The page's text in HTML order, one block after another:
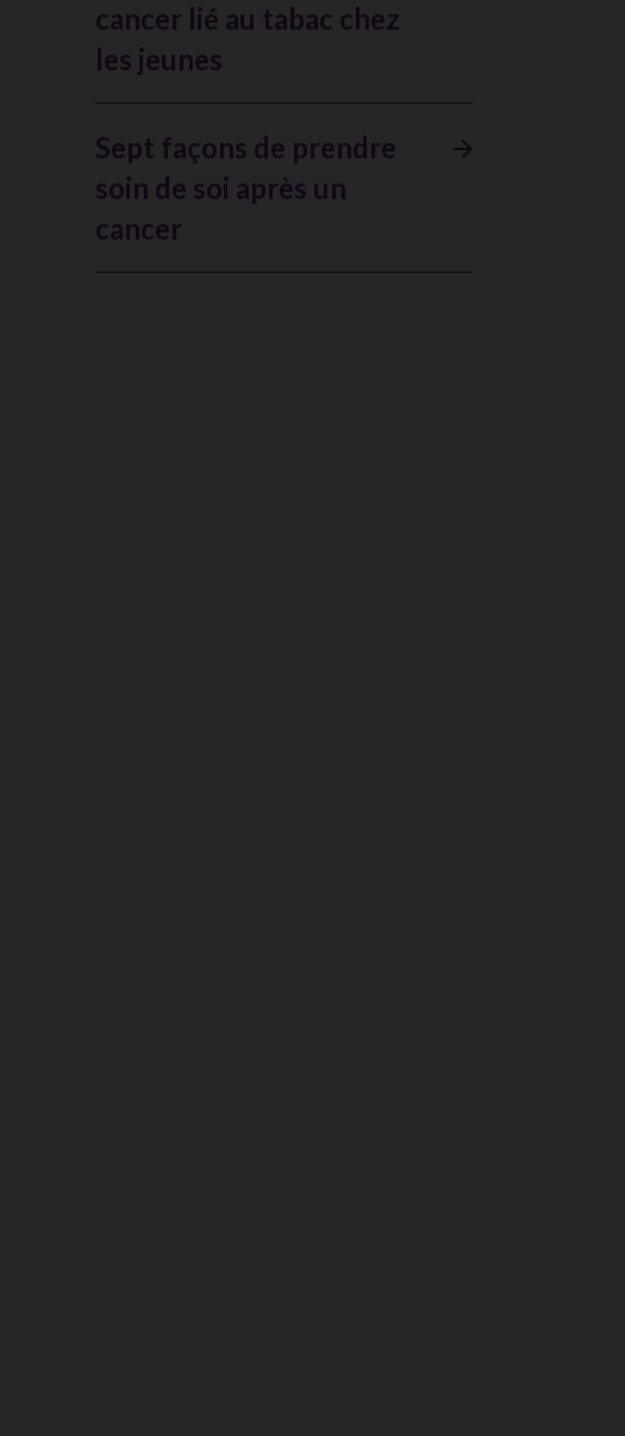
cancer lié au tabac chez
les jeunes
Sept façons de prendre
soin de soi après un
cancer